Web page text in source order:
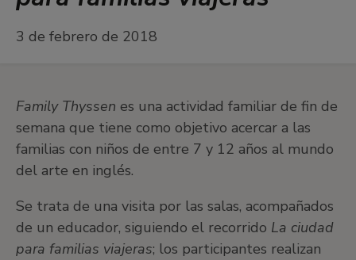
3 de febrero de 2018
Family Thyssen es una actividad familiar de fin de
semana que tiene como objetivo acercar a las
familias con niños de entre 7 y 12 años al mundo
del arte en inglés.
Se trata de una visita por las salas, acompañados
de un educador, siguiendo el recorrido La ciudad
para familias viajeras; los participantes realizan